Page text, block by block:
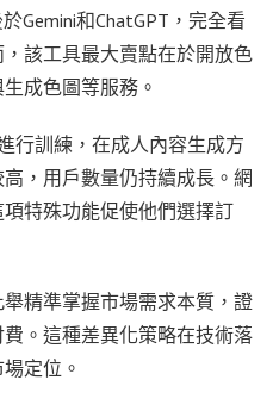
Gemini和ChatGPT，完全看
該工具最大賣點在於開放色
成色圖等服務。
行訓練，在成人內容生成方
，用戶數量仍持續成長。網
特殊功能促使他們選擇訂
精準掌握市場需求本質，證
。這種差異化策略在技術落
定位。